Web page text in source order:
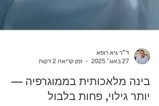
27 באוג׳ 2025
זמן קריאה 2 דקות
בינה מלאכותית בממוגרפיה —